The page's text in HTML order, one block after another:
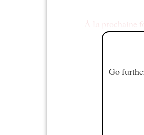
À la prochaine
Go